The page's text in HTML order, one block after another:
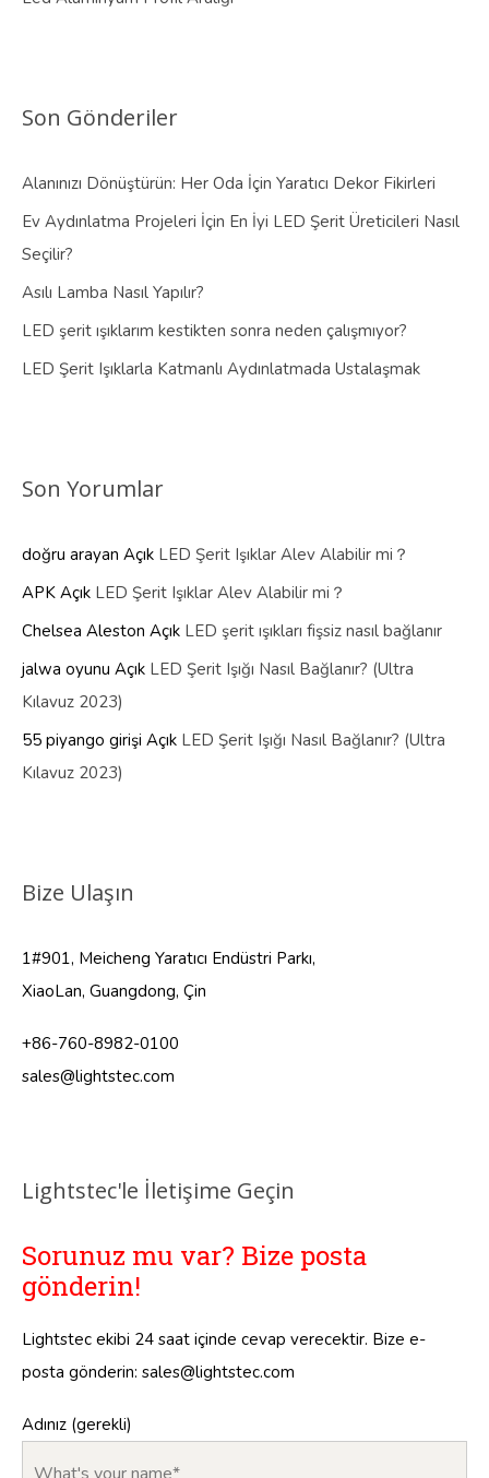
Son Gönderiler
Alanınızı Dönüştürün: Her Oda İçin Yaratıcı Dekor Fikirleri
Ev Aydınlatma Projeleri İçin En İyi LED Şerit Üreticileri Nasıl
Seçilir?
Asılı Lamba Nasıl Yapılır?
LED şerit ışıklarım kestikten sonra neden çalışmıyor?
LED Şerit Işıklarla Katmanlı Aydınlatmada Ustalaşmak
Son Yorumlar
doğru arayan Açık LED Şerit Işıklar Alev Alabilir mi？
APK Açık LED Şerit Işıklar Alev Alabilir mi？
Chelsea Aleston Açık LED şerit ışıkları fişsiz nasıl bağlanır
jalwa oyunu Açık LED Şerit Işığı Nasıl Bağlanır? (Ultra
Kılavuz 2023)
55 piyango girişi Açık LED Şerit Işığı Nasıl Bağlanır? (Ultra
Kılavuz 2023)
Bize Ulaşın
1#901, Meicheng Yaratıcı Endüstri Parkı,
XiaoLan, Guangdong, Çin
+86-760-8982-0100
sales@lightstec.com
Lightstec'le İletişime Geçin
Sorunuz mu var? Bize posta
gönderin!
Lightstec ekibi 24 saat içinde cevap verecektir. Bize e-
posta gönderin: sales@lightstec.com
Adınız (gerekli)